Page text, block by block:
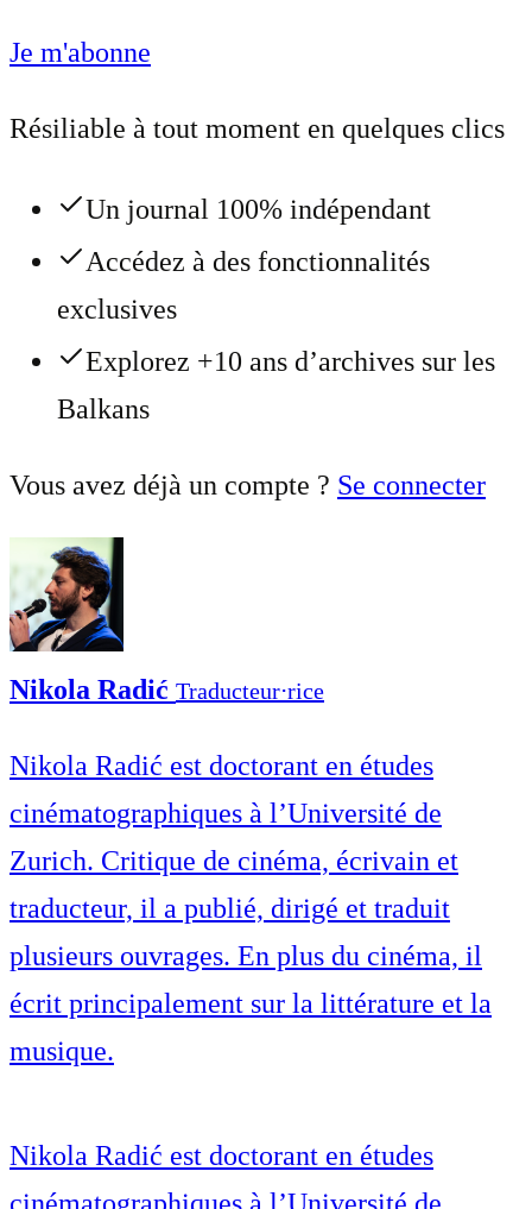
Je m'abonne
Résiliable à tout moment en quelques clics
Un journal 100% indépendant
Accédez à des fonctionnalités
exclusives
Explorez +10 ans d’archives sur les
Balkans
Vous avez déjà un compte ? Se connecter
Nikola Radić Traducteur⋅rice
Nikola Radić est doctorant en études
cinématographiques à l’Université de
Zurich. Critique de cinéma, écrivain et
traducteur, il a publié, dirigé et traduit
plusieurs ouvrages. En plus du cinéma, il
écrit principalement sur la littérature et la
musique.
Nikola Radić est doctorant en études